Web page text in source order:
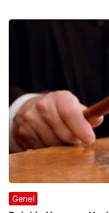
Genel